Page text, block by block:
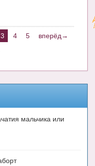
3 4 5
вперёд→
мальчика или